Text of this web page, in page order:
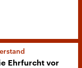
Ehrfurcht vor